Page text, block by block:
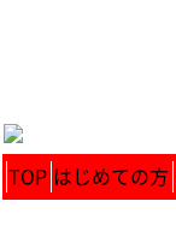
TOP はじめての方